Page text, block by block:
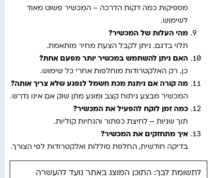
מספיקות כמה דקות הדרכה – המכשיר פשוט מאוד
לשימוש.
מהי העלות של המכשיר?
תלוי בדגם. ניתן לקבל הצעת מחיר מותאמת.
האם ניתן להשתמש במכשיר יותר מפעם אחת?
כן. רק האלקטרודות מוחלפות אחרי כל שימוש.
מה קורה אם ניתנת מכת חשמל לנפגע שלא צריך אותה?
המכשיר מבצע ניתוח קצב ומונע מתן שוק אם אינו נדרש.
כמה זמן לוקח להפעיל את המכשיר?
תוך שניות – לחיצת כפתור והנחיות קוליות.
איך מתחזקים את המכשיר?
בדיקה חודשית, החלפת סוללות ואלקטרודות לפי הצורך.
לתשומת לבך: התוכן המוצג באתר נועד להעשרה